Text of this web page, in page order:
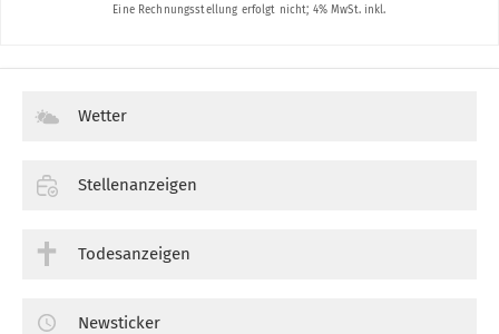
Wetter
Stellenanzeigen
Todesanzeigen
Newsticker